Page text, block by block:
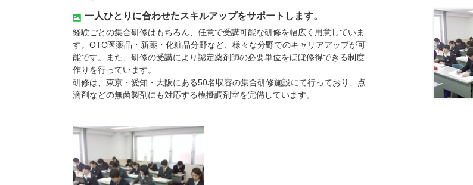
一人ひとりに合わせたスキルアップをサポートします。
経験ごとの集合研修はもちろん、任意で受講可能な研修を幅広く用意していま
す。OTC医薬品・新薬・化粧品分野など、様々な分野でのキャリアアップが可
能です。また、研修の受講により認定薬剤師の必要単位をほぼ修得できる制度
作りを行っています。
研修は、東京・愛知・大阪にある50名収容の集合研修施設にて行っており、点
滴剤などの無菌製剤にも対応する模擬調剤室を完備しています。